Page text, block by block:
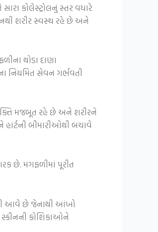
કોલેસ્ટ્રોલનું સ્તર વધારે
શરીર સ્વસ્થ રહે છે અને
થોડા દાણા
નિયમિત સેવન ગર્ભવતી
મજબૂત રહે છે અને શરીરને
બીમારીઓથી બચાવે
છે. મગફળીમાં પૂરીત
આવે છે જેનાથી આંખો
કોશિકાઓને